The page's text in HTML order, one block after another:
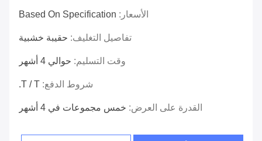
الأسعار: Based On Specification
تفاصيل التغليف: حقيبة خشبية
وقت التسليم: حوالي 4 أشهر
شروط الدفع: T / T.
القدرة على العرض: خمس مجموعات في 4 أشهر